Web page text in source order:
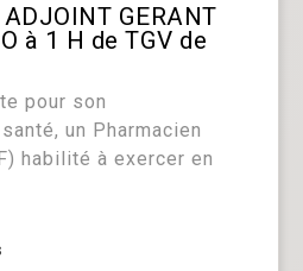
GERANT
à 1 H de TGV de
pour son
un Pharmacien
habilité à exercer en